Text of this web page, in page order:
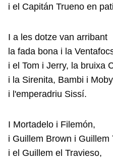
i el Capitán Trueno en
I a les dotze van arribant
la fada bona i la
i el Tom i Jerry, la bruixa
i la Sirenita, Bambi i
i l'emperadriu Sissí.
I Mortadelo i Filemón,
i Guillem Brown i Guillem
i el Guillem el Travieso,